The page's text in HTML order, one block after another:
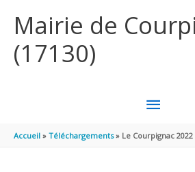
Mairie de
(17130)
MENU
Accueil Téléchargements Le Courpignac 2022